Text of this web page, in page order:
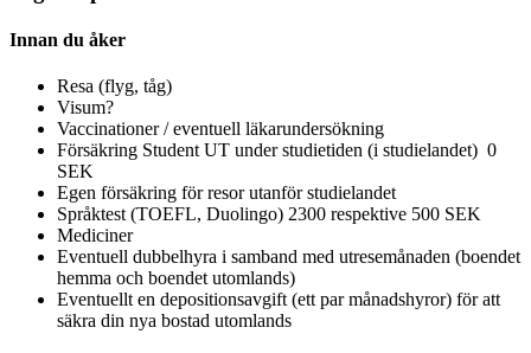
Innan du åker
Resa (flyg, tåg)
Visum?
Vaccinationer / eventuell läkarundersökning
Försäkring Student UT under studietiden (i studielandet) 0
SEK
Egen försäkring för resor utanför studielandet
Språktest (TOEFL, Duolingo) 2300 respektive 500 SEK
Mediciner
Eventuell dubbelhyra i samband med utresemånaden (boendet
hemma och boendet utomlands)
Eventuellt en depositionsavgift (ett par månadshyror) för att
säkra din nya bostad utomlands